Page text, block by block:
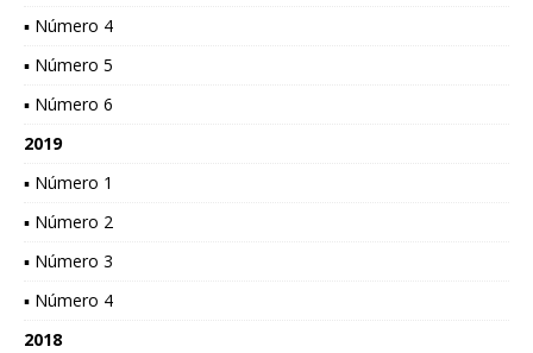
▪ Número 4
▪ Número 5
▪ Número 6
2019
▪ Número 1
▪ Número 2
▪ Número 3
▪ Número 4
2018